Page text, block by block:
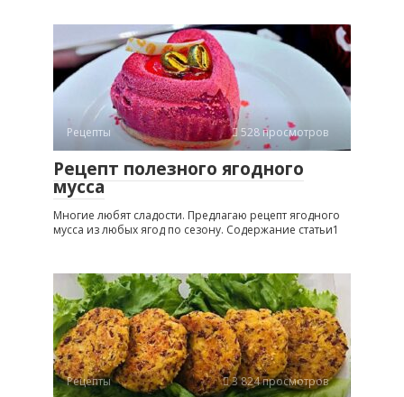
Рецепты 528 просмотров
Рецепт полезного ягодного
мусса
Многие любят сладости. Предлагаю рецепт ягодного
мусса из любых ягод по сезону. Содержание статьи1
Рецепты 3 824 просмотров